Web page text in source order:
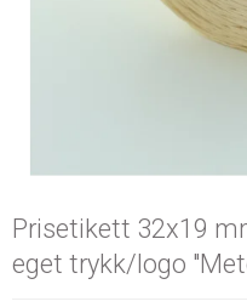
Prisetikett 32x19
eget trykk/logo